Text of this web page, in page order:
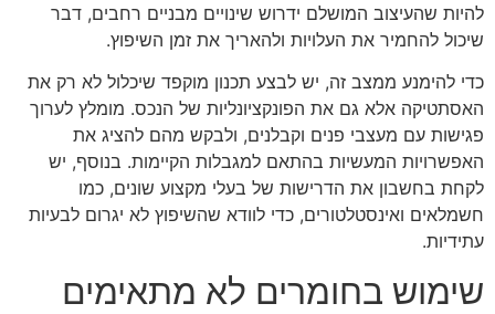
להיות שהעיצוב המושלם ידרוש שינויים מבניים רחבים, דבר
שיכול להחמיר את העלויות ולהאריך את זמן השיפוץ.
כדי להימנע ממצב זה, יש לבצע תכנון מוקפד שיכלול לא רק את
האסתטיקה אלא גם את הפונקציונליות של הנכס. מומלץ לערוך
פגישות עם מעצבי פנים וקבלנים, ולבקש מהם להציג את
האפשרויות המעשיות בהתאם למגבלות הקיימות. בנוסף, יש
לקחת בחשבון את הדרישות של בעלי מקצוע שונים, כמו
חשמלאים ואינסטלטורים, כדי לוודא שהשיפוץ לא יגרום לבעיות
עתידיות.
שימוש בחומרים לא מתאימים